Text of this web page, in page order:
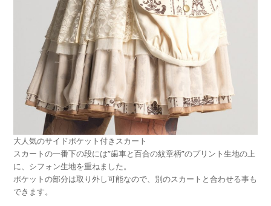
大人気のサイドポケット付きスカート
スカートの一番下の段には”歯車と百合の紋章柄”のプリント生地の上
に、シフォン生地を重ねました。
ポケットの部分は取り外し可能なので、別のスカートと合わせる事も
できます。